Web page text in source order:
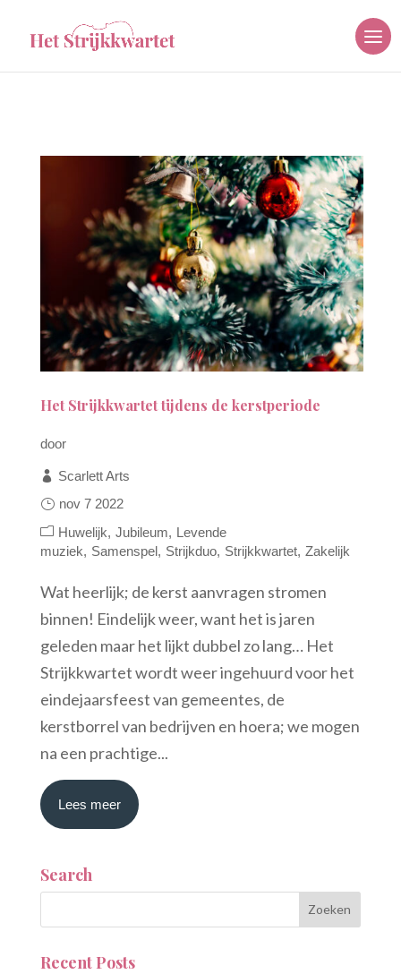
Het Strijkkwartet tijdens de kerstperiode
door
Scarlett Arts
nov 7 2022
Huwelijk Jubileum
Levende
muziek
Samenspel Strijkduo Strijkkwartet Zakelijk
Wat heerlijk; de kerst aanvragen stromen
binnen! Eindelijk weer, want het is jaren
geleden maar het lijkt dubbel zo lang… Het
Strijkkwartet wordt weer ingehuurd voor het
eindejaarsfeest van gemeentes, de
kerstborrel van bedrijven en hoera; we mogen
na een prachtige...
Lees meer
Search
Recent Posts